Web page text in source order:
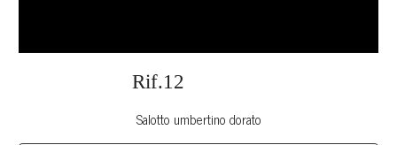
Rif.12
Salotto umbertino dorato